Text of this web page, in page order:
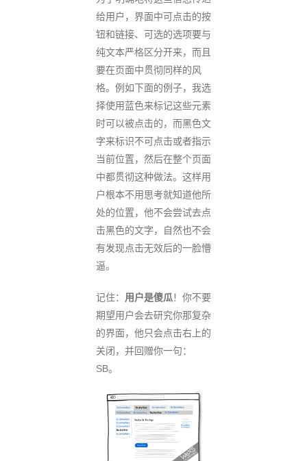
给用户，界面中可点击的按
钮和链接、可选的选项要与
纯文本严格区分开来，而且
要在页面中贯彻同样的风
格。例如下面的例子，我选
择使用蓝色来标记这些元素
时可以被点击的，而黑色文
字来标识不可点击或者指示
当前位置，然后在整个页面
中都贯彻这种做法。这样用
户根本不用思考就知道他所
处的位置，他不会尝试去点
击黑色的文字，自然也不会
有发现点击无效后的一脸懵
逼。
记住： 用户是傻瓜！你不要
期望用户会去研究你那复杂
的界面，他只会点击右上的
关闭，并回赠你一句：
SB。